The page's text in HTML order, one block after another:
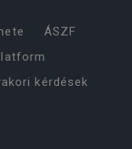
ÁSZF
kérdések